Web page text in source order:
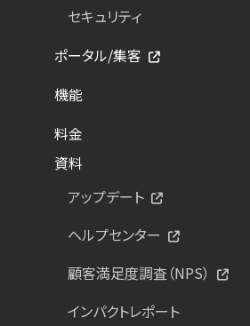
セキュリティ
ポータル/集客
機能
料金
資料
アップデート
ヘルプセンター
顧客満足度調査（NPS）
インパクトレポート